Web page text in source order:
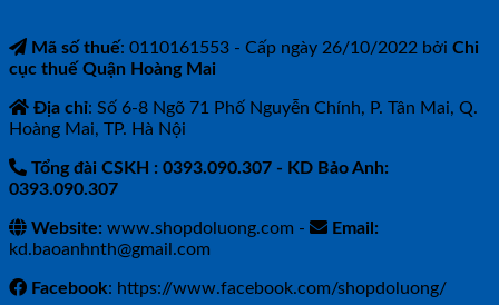
Mã số thuế: 0110161553 - Cấp ngày 26/10/2022 bởi Chi
cục thuế Quận Hoàng Mai
Địa chỉ: Số 6-8 Ngõ 71 Phố Nguyễn Chính, P. Tân Mai, Q.
Hoàng Mai, TP. Hà Nội
Tổng đài CSKH : 0393.090.307 - KD Bảo Anh:
0393.090.307
Website: www.shopdoluong.com -
Email:
kd.baoanhnth@gmail.com
Facebook: https://www.facebook.com/shopdoluong/